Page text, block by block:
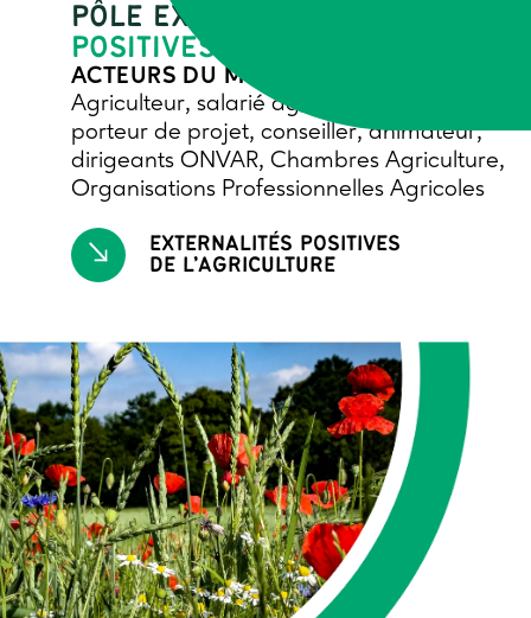
PÔLE EXTERNATLITÉS
POSITIVES
ACTEURS DU MONDE AGRICOLE
Agriculteur, salarié agricole, collectif
porteur de projet, conseiller, animateur,
dirigeants ONVAR, Chambres Agriculture,
Organisations Professionnelles Agricoles
EXTERNALITÉS POSITIVES
DE L’AGRICULTURE